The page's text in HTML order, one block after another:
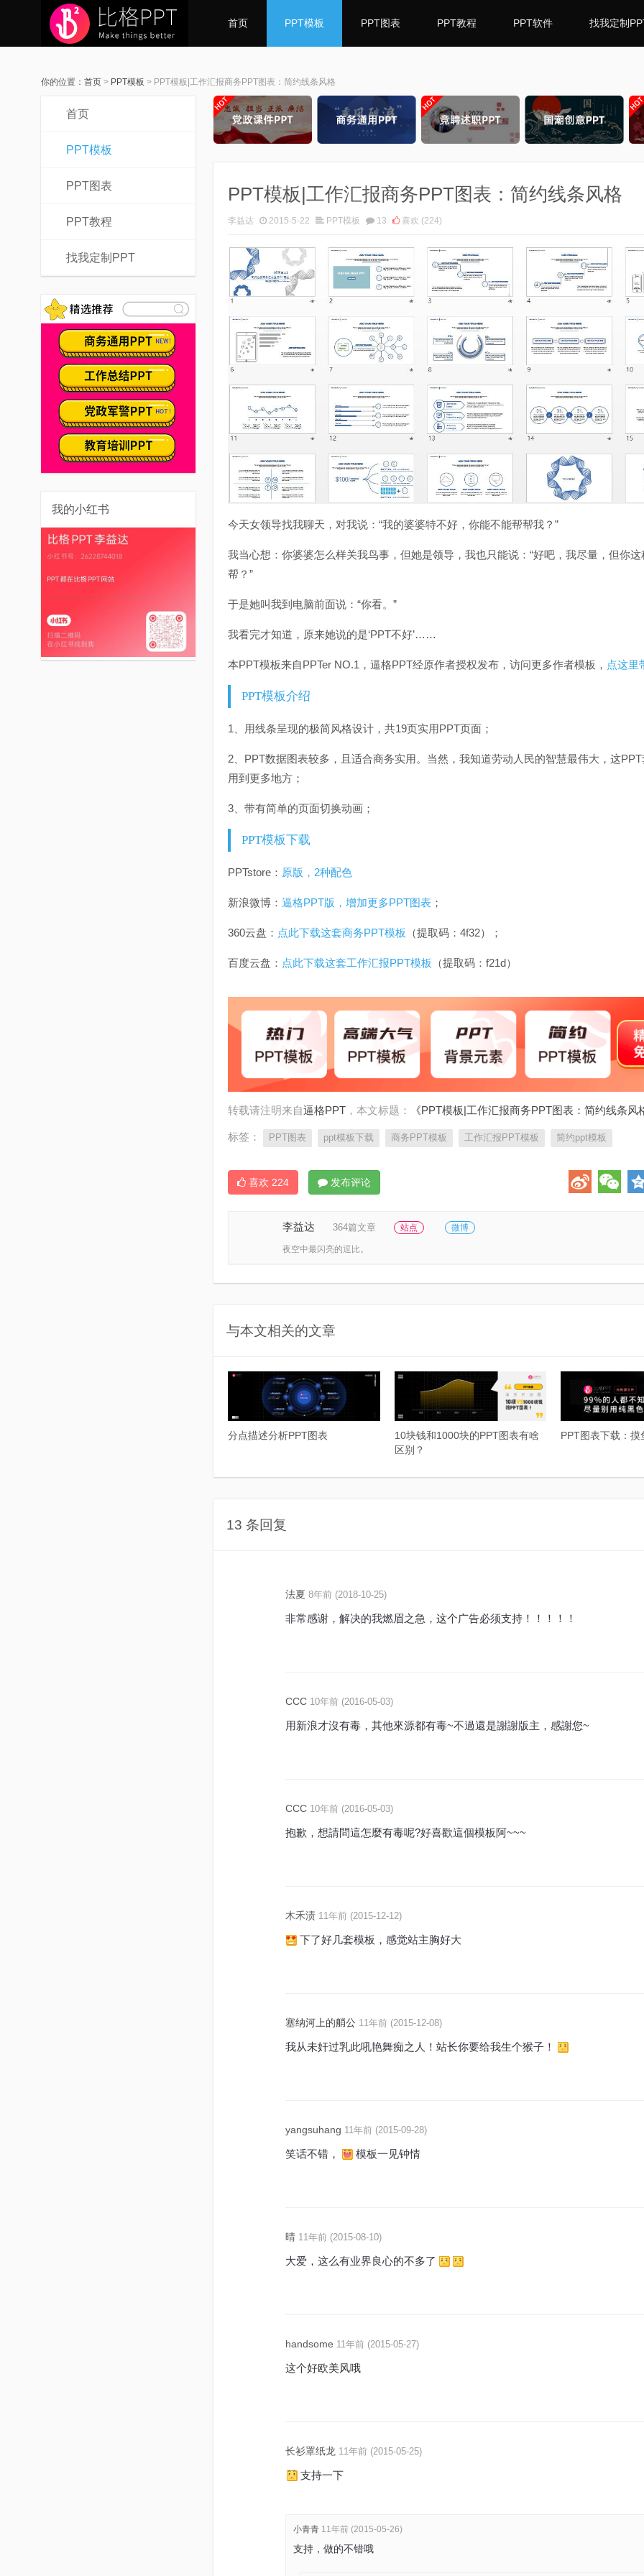
首页 PPT模板 PPT图表 PPT教程 PPT软件 找我定制
你的位置： 首页 > PPT模板 > PPT模板|工作汇报商务PPT图表：简约线条风格
首页
PPT模板
PPT图表
PPT教程
找我定制PPT
我的小红书
PPT模板|工作汇报商务PPT图表：简约线条风格
李益达 2015-5-22 PPT模板 13 喜欢 (224)
今天女领导找我聊天，对我说：“我的婆婆特不好，你能不能帮帮我？”
我当心想：你婆婆怎么样关我鸟事，但她是领导，我也只能说：“好吧，我尽量，但你
帮？”
于是她叫我到电脑前面说：“你看。”
我看完才知道，原来她说的是‘PPT不好’……
本PPT模板来自PPTer NO.1，逼格PPT经原作者授权发布，访问更多作者模板， 点这里
PPT模板介绍
1、用线条呈现的极简风格设计，共19页实用PPT页面；
2、PPT数据图表较多，且适合商务实用。当然，我知道劳动人民的智慧最伟大，这
用到更多地方；
3、带有简单的页面切换动画；
PPT模板下载
PPTstore： 原版，2种配色
新浪微博： 逼格PPT版，增加更多PPT图表 ；
360云盘： 点此下载这套商务PPT模板 （提取码：4f32）；
百度云盘： 点此下载这套工作汇报PPT模板 （提取码：f21d）
转载请注明来自逼格PPT ，本文标题： 《PPT模板|工作汇报商务PPT图表：简约线条风
标签： PPT图表 ppt模板下载 商务PPT模板 工作汇报PPT模板 简约ppt模板
喜欢 224 发布评论
李益达 364篇文章 站点 微博
夜空中最闪亮的逗比。
与本文相关的文章
分点描述分析PPT图表
10块钱和1000块的PPT图表有啥
区别？
PPT图表下载：摸
13 条回复
法夏 8年前 (2018-10-25)
非常感谢，解决的我燃眉之急，这个广告必须支持！！！！！
CCC 10年前 (2016-05-03)
用新浪才沒有毒，其他來源都有毒~不過還是謝謝版主，感謝您~
CCC 10年前 (2016-05-03)
抱歉，想請問這怎麼有毒呢?好喜歡這個模板阿~~~
木禾渍 11年前 (2015-12-12)
下了好几套模板，感觉站主胸好大
塞纳河上的艄公 11年前 (2015-12-08)
我从未奸过乳此吼艳舞痴之人！站长你要给我生个猴子！
yangsuhang 11年前 (2015-09-28)
笑话不错， 模板一见钟情
晴 11年前 (2015-08-10)
大爱，这么有业界良心的不多了
handsome 11年前 (2015-05-27)
这个好欧美风哦
长衫罩纸龙 11年前 (2015-05-25)
支持一下
小青青 11年前 (2015-05-26)
支持，做的不错哦